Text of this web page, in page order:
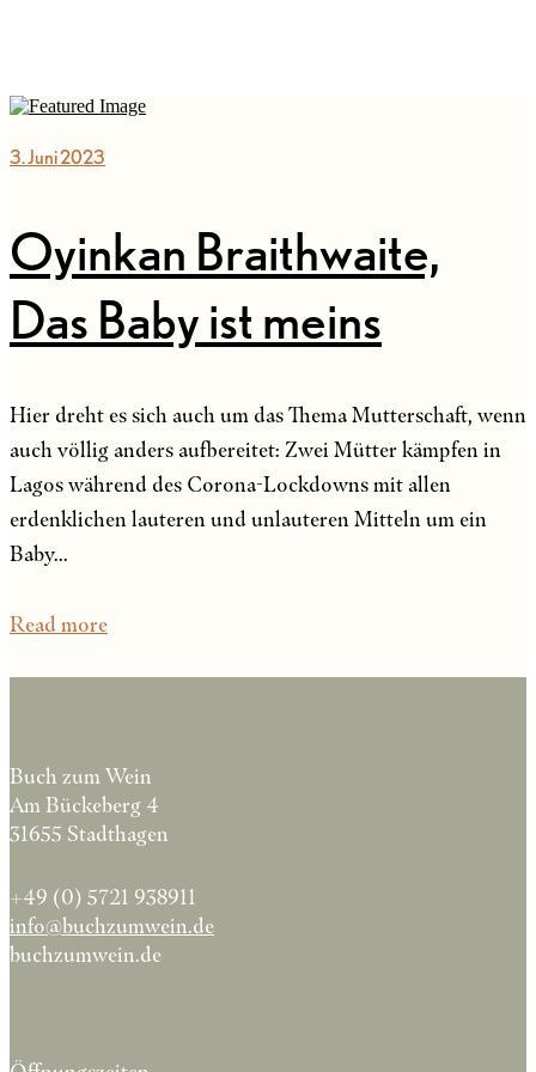
3. Juni 2023
Oyinkan Braithwaite,
Das Baby ist meins
Hier dreht es sich auch um das Thema Mutterschaft, wenn
auch völlig anders aufbereitet: Zwei Mütter kämpfen in
Lagos während des Corona-Lockdowns mit allen
erdenklichen lauteren und unlauteren Mitteln um ein
Baby...
Read more
Buch zum Wein
Am Bückeberg 4
31655 Stadthagen
+49 (0) 5721 938911
info@buchzumwein.de
buchzumwein.de